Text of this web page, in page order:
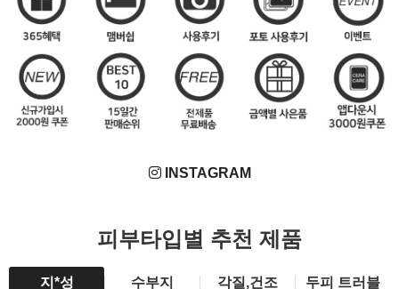
INSTAGRAM
피부타입별 추천 제품
지*성 수부지 각질,건조 두피 트러블